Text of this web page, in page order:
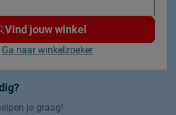
je graag!
Vind jouw winkel
Ga naar winkelzoeker